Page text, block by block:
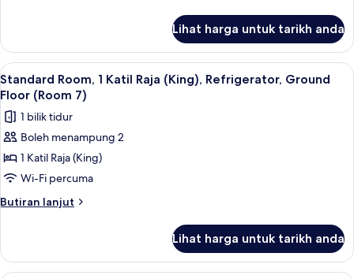
(King),
Balcony,
Poolside
(Room
6)
Room,
Katil
Raja
Balcony,
Poolside
6)
Lihat harga untuk tarikh anda
Lihat
semua
foto
untuk
Standard
Room,
1
Katil
Refrigerator,
Ground
Standard Room, 1 Katil Raja (King),
5
Standard Room, 1 Katil Raja (King), Refrigerator, Ground
Floor (Room 7)
1 bilik tidur
Boleh menampung 2
1 Katil Raja (King)
Wi-Fi percuma
Butiran lanjut
Butiran
Room,
Lihat harga untuk tarikh anda